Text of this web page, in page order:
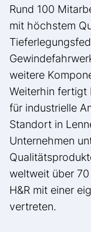
Rund 100
mit höchstem
weitere
Weiterhin fertigt
für industrielle
Standort in
Unternehmen
weltweit über
H&R mit einer
vertreten.